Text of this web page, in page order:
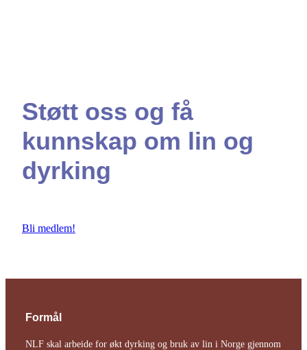
Støtt oss og få
kunnskap om lin og
dyrking
Bli medlem!
Formål
NLF skal arbeide for økt dyrking og bruk av lin i Norge gjennom